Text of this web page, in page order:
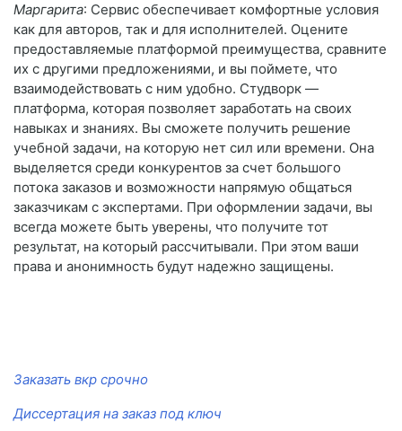
Маргарита: Сервис обеспечивает комфортные условия
как для авторов, так и для исполнителей. Оцените
предоставляемые платформой преимущества, сравните
их с другими предложениями, и вы поймете, что
взаимодействовать с ним удобно. Студворк —
платформа, которая позволяет заработать на своих
навыках и знаниях. Вы сможете получить решение
учебной задачи, на которую нет сил или времени. Она
выделяется среди конкурентов за счет большого
потока заказов и возможности напрямую общаться
заказчикам с экспертами. При оформлении задачи, вы
всегда можете быть уверены, что получите тот
результат, на который рассчитывали. При этом ваши
права и анонимность будут надежно защищены.
Заказать вкр срочно
Диссертация на заказ под ключ